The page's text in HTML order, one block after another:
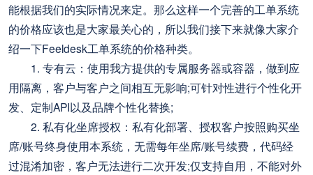
能根据我们的实际情况来定。那么这样一个完善的工单系统
的价格应该也是大家最关心的，所以我们接下来就像大家介
绍一下Feeldesk工单系统的价格种类。
1. 专有云：使用我方提供的专属服务器或容器，做到应
用隔离，客户与客户之间相互无影响;可针对性进行个性化开
发、定制API以及品牌个性化替换;
2. 私有化坐席授权：私有化部署、授权客户按照购买坐
席/账号终身使用本系统，无需每年坐席/账号续费，代码经
过混淆加密，客户无法进行二次开发;仅支持自用，不能对外